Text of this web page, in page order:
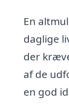
En
daglige
der
af de
en god